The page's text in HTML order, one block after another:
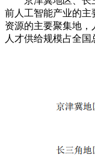
前人工智能产业的主
资源的主要聚集地，
人才供给规模占全国